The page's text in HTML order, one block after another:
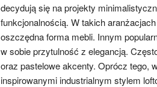
decydują się na projekty
funkcjonalnością. W takich
oszczędna forma mebli. Innym
w sobie przytulność z elegancją.
oraz pastelowe akcenty. Oprócz tego,
inspirowanymi industrialnym stylem